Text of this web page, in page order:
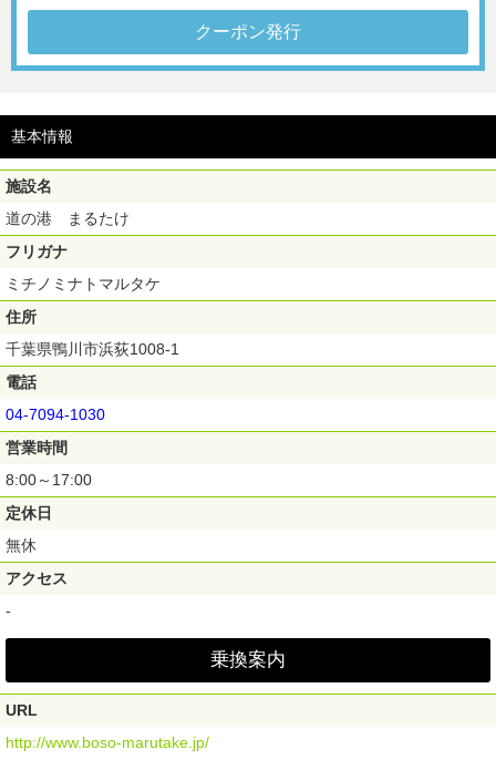
クーポン発行
基本情報
施設名
道の港 まるたけ
フリガナ
ミチノミナトマルタケ
住所
千葉県鴨川市浜荻1008-1
電話
04-7094-1030
営業時間
8:00～17:00
定休日
無休
アクセス
-
乗換案内
URL
http://www.boso-marutake.jp/